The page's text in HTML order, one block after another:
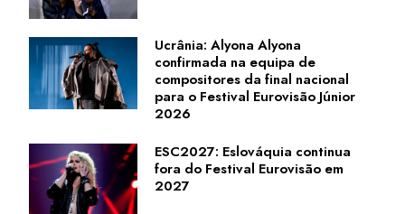
Ucrânia: Alyona Alyona
confirmada na equipa de
compositores da final nacional
para o Festival Eurovisão Júnior
2026
ESC2027: Eslováquia continua
fora do Festival Eurovisão em
2027